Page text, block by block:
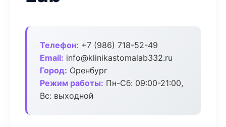
Телефон: +7 (986) 718-52-49
Email: info@klinikastomalab332.ru
Город: Оренбург
Режим работы: Пн-Сб: 09:00-21:00,
Вс: выходной